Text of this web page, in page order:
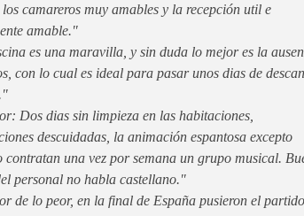
camareros muy amables y la recepción util e
amable."
es una maravilla, y sin duda lo mejor es la
con lo cual es ideal para pasar unos dias de
Dos dias sin limpieza en las habitaciones,
descuidadas, la animación espantosa excepto
contratan una vez por semana un grupo musical.
personal no habla castellano."
de lo peor, en la final de España pusieron el